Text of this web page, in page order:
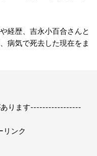
経歴、吉永小百合さんと
病気で死去した現在をま
ります-----------------
リンク